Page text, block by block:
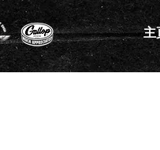
主